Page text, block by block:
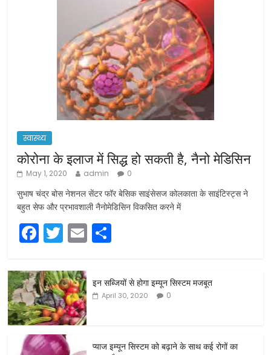
स्वास्थ्य
कोरोना के इलाज में सिद्ध हो सकती है, नैनो मेडिसिन
May 1, 2020 admin 0
सुभाष चंद्र बोस नेशनल सेंटर फॉर बेसिक साइंसेसज कोलकाता के साइंटिस्ट्स ने
बहुत सेफ और प्रभावशाली नैनोमेडिसिन विकसित करने में
F
c
e
b
o
o
T
itt
er
E
ar
e
इन सब्जियों से होगा इम्यून सिस्टम मजबूत
April 30, 2020 0
प्याज इम्यून सिस्टम को बढ़ाने के साथ कई रोगों का